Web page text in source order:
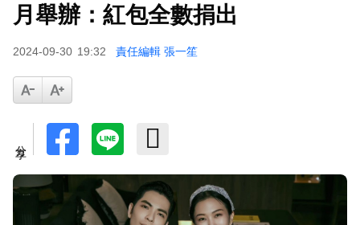
急拱放閃
月舉辦：紅包全數捐出
2024-09-30 19:32 責任編輯 張一笙